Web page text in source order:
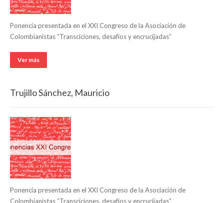
Ponencia presentada en el XXI Congreso de la Asociación de
Colombianistas “Transciciones, desafíos y encrucijadas”
Ver más
Trujillo Sánchez, Mauricio
Ponencia presentada en el XXI Congreso de la Asociación de
Colombianistas “Transciciones, desafíos y encrucijadas”